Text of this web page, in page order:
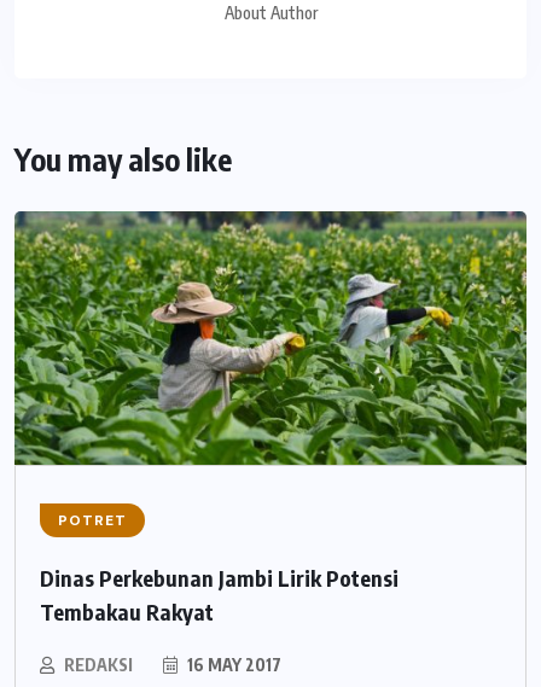
About Author
You may also like
POTRET
Dinas Perkebunan Jambi Lirik Potensi
Tembakau Rakyat
REDAKSI 16 MAY 2017